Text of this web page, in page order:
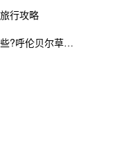
行攻略
呼伦贝尔旅游景点有哪些?呼伦贝尔草原包车多少钱